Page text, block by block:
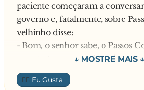
paciente começaram a
governo e, fatalmente, sobre
velhinho disse:
- Bom, o senhor sabe, o Passos
uma tartaruga em cima do poste…
Sem saber o que o velho quis
perguntou o que diabo
👍🏼